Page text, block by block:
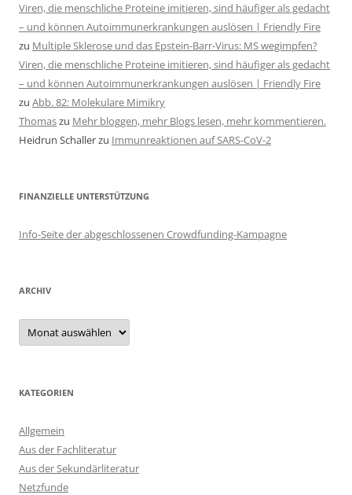
Viren, die menschliche Proteine imitieren, sind häufiger als gedacht
– und können Autoimmunerkrankungen auslösen | Friendly Fire
zu Multiple Sklerose und das Epstein-Barr-Virus: MS wegimpfen?
Viren, die menschliche Proteine imitieren, sind häufiger als gedacht
– und können Autoimmunerkrankungen auslösen | Friendly Fire
zu Abb. 82: Molekulare Mimikry
Thomaszu Mehr bloggen, mehr Blogs lesen, mehr kommentieren.
Heidrun Schallerzu Immunreaktionen auf SARS-CoV-2
FINANZIELLE UNTERSTÜTZUNG
Info-Seite der abgeschlossenen Crowdfunding-Kampagne
ARCHIV
Archiv
KATEGORIEN
Allgemein
Aus der Fachliteratur
Aus der Sekundärliteratur
Netzfunde